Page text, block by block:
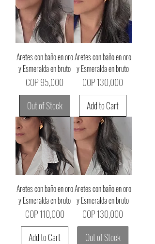
Aretes con baño en oro
y Esmeralda en bruto
Price
COP 95,000
Out of Stock
Aretes con baño en oro
y Esmeralda en bruto
Price
COP 130,000
Add to Cart
Aretes con baño en oro
y Esmeralda en bruto
Price
COP 110,000
Add to Cart
Aretes con baño en oro
y Esmeralda en bruto
Price
COP 130,000
Out of Stock